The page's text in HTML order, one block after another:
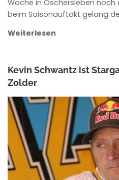
Woche in Oschersleben noch
beim Saisonauftakt gelang
Weiterlesen
Kevin Schwantz ist
Zolder
ANKE WIECZOREK